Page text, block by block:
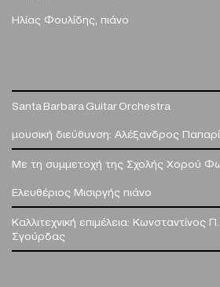
Ηλίας Φουλίδης, πιάνο
Santa Barbara Guitar Orchestra
μουσική διεύθυνση: Αλέξανδρος
Με τη συμμετοχή της Σχολής Χορού
Ελευθέριος Μισιργής πιάνο
Καλλιτεχνική επιμέλεια: Κωνσταντίνος
Σγούρδας